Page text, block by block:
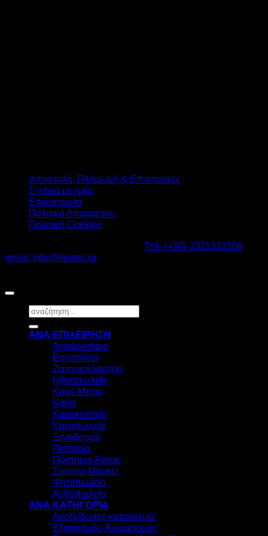
Αποστολή, Πληρωμή & Επιστροφές
Σχετικά με εμάς
Επικοινωνία
Πολιτική Απορρήτου
Πολιτική Cookies
Τηλ. (+30) 2321321506
email: info@hostec.gr
Αναζήτηση
για:
ΑΝΑ ΕΠΙΧΕΙΡΗΣΗ
Αναψυκτήριο
Εστιατόριο
Ζαχαροπλαστείο
Ιχθυοπωλείο
Καφέ-Μπαρ
Κάβα
Καφεκοπτείο
Κρεοπωλείο
Ξενοδοχείο
Πιτσαρία
Πρατήριο Άρτου
Σούπερ Μάρκετ
Ψητοπωλείο
Ανθοπωλείο
ΑΝΑ ΚΑΤΗΓΟΡΙΑ
Ανοξείδωτες κατασκευές
Εξαερισμός-Κλιματισμός